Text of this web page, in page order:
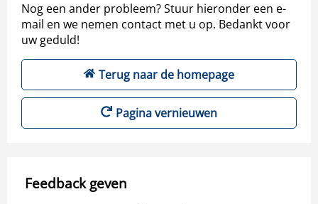
Nog een ander probleem? Stuur hieronder een e-
mail en we nemen contact met u op. Bedankt voor
uw geduld!
Terug naar de homepage
Pagina vernieuwen
Feedback geven